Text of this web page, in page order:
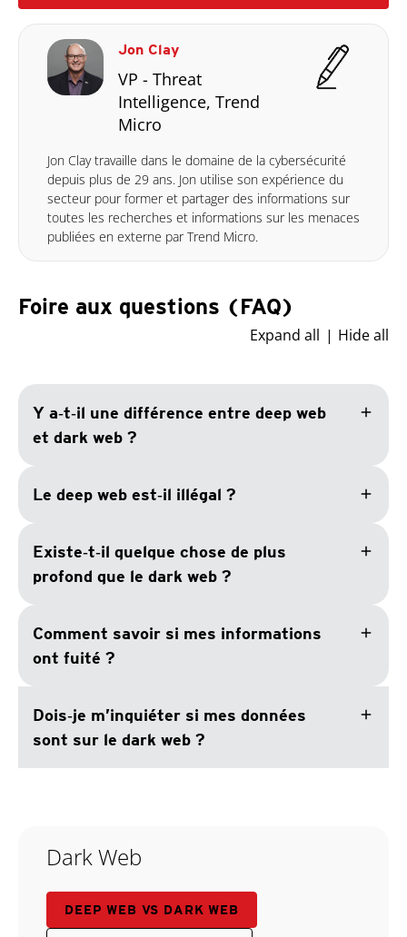
Jon Clay
VP - Threat
Intelligence, Trend
Micro
Jon Clay travaille dans le domaine de la cybersécurité
depuis plus de 29 ans. Jon utilise son expérience du
secteur pour former et partager des informations sur
toutes les recherches et informations sur les menaces
publiées en externe par Trend Micro.
Foire aux questions (FAQ)
Expand all Hide all
Y a‑t‑il une différence entre deep web
et dark web ?
add
Le deep web est‑il illégal ? add
Existe‑t‑il quelque chose de plus
profond que le dark web ?
add
Comment savoir si mes informations
ont fuité ?
add
Dois‑je m’inquiéter si mes données
sont sur le dark web ?
add
Dark Web
DEEP WEB VS DARK WEB